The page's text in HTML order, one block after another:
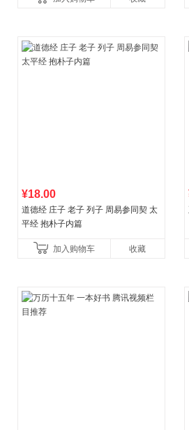
¥18.00
道德经 庄子 老子 列子 周易参同契 太
平经 抱朴子内篇
加入购物车 收藏